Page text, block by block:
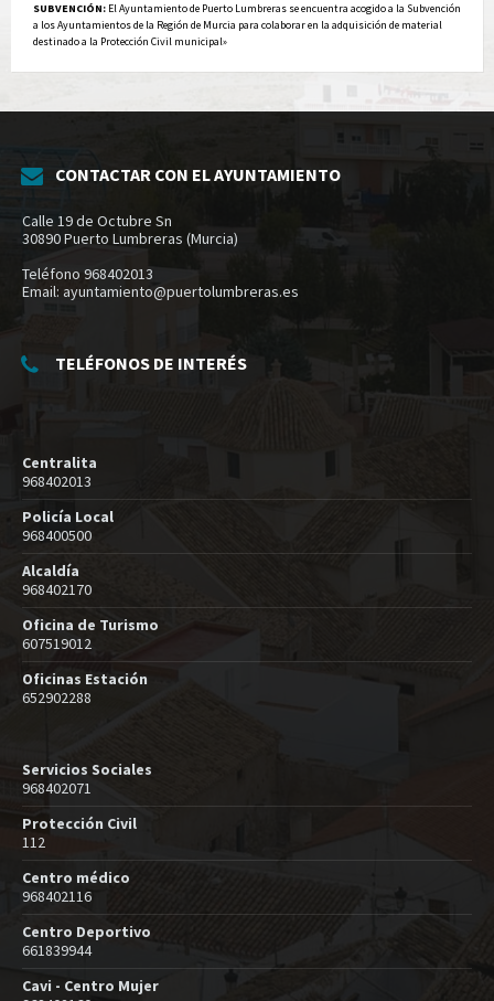
SUBVENCIÓN: El Ayuntamiento de Puerto Lumbreras se encuentra acogido a la Subvención
a los Ayuntamientos de la Región de Murcia para colaborar en la adquisición de material
destinado a la Protección Civil municipal»
CONTACTAR CON EL AYUNTAMIENTO
Calle 19 de Octubre Sn
30890 Puerto Lumbreras (Murcia)
Teléfono 968402013
Email: ayuntamiento@puertolumbreras.es
TELÉFONOS DE INTERÉS
Centralita
968402013
Policía Local
968400500
Alcaldía
968402170
Oficina de Turismo
607519012
Oficinas Estación
652902288
Servicios Sociales
968402071
Protección Civil
112
Centro médico
968402116
Centro Deportivo
661839944
Cavi - Centro Mujer